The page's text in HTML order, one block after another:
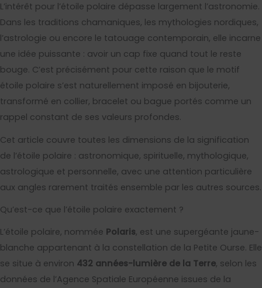
L’intérêt pour l’étoile polaire dépasse largement l’astronomie.
Dans les traditions chamaniques, les mythologies nordiques,
l’astrologie ou encore le tatouage contemporain, elle incarne
une idée puissante : avoir un cap fixe quand tout le reste
bouge. C’est précisément pour cette raison que le motif
étoile polaire s’est naturellement imposé en bijouterie,
transformé en collier, bracelet ou bague portés comme un
rappel constant de ses valeurs profondes.
Cet article couvre toutes les dimensions de la signification
de l’étoile polaire : astronomique, spirituelle, mythologique,
astrologique et personnelle, avec une attention particulière
aux angles rarement traités ensemble par les autres sources.
Qu’est-ce que l’étoile polaire exactement ?
L’étoile polaire, nommée Polaris, est une supergéante jaune-
blanche appartenant à la constellation de la Petite Ourse. Elle
se situe à environ 432 années-lumière de la Terre, selon les
données de l’Agence Spatiale Européenne issues de la